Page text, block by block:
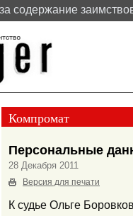
содержание
Компромат
Персональные
28 Декабря 2011
Версия для печати
К судье Ольге